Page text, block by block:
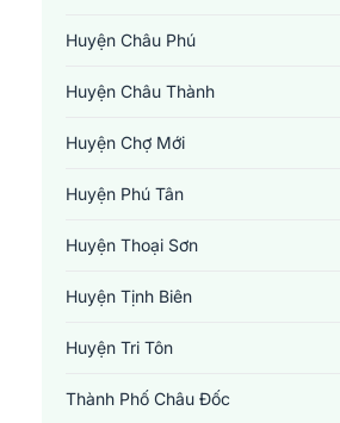
Huyện Châu Phú
Huyện Châu Thành
Huyện Chợ Mới
Huyện Phú Tân
Huyện Thoại Sơn
Huyện Tịnh Biên
Huyện Tri Tôn
Thành Phố Châu Đốc